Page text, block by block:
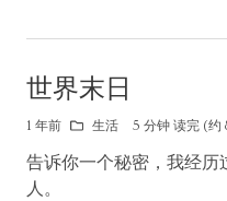
世界末日
1 年前 生活 5 分钟 读完 (约
告诉你一个秘密，我经历
人。